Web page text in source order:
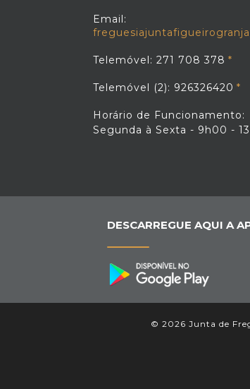
Email:
Telemóvel: 271 708 378
Telemóvel (2): 926326420
Horário de Funcionamento:
Segunda à Sexta - 9h00 -
DESCARREGUE AQUI A
© 2026 Junta de